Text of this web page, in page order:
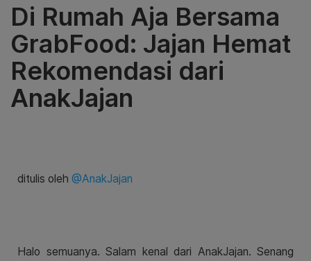
Di Rumah Aja Bersama
GrabFood: Jajan Hemat
Rekomendasi dari
AnakJajan
ditulis oleh @AnakJajan
Halo semuanya. Salam kenal dari AnakJajan. Senang